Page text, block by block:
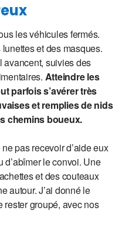
les véhicules fermés.
et des masques.
avancent, suivies des
Atteindre les
parfois s’avérer très
et remplies de nids
chemins boueux.
pas recevoir d’aide eux
d’abîmer le convoi. Une
et des couteaux
autour. J’ai donné le
rester groupé, avec nos